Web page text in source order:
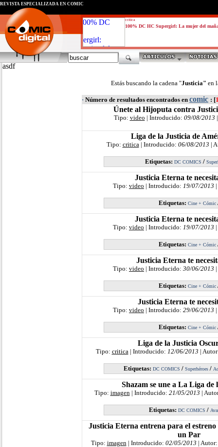
critica
100% DC HC Supergirl: La mujer del
REVISTA ESPECIALIZADA EN CÓMIC
asdf
Estás buscando la cadena "Justicia" en
· Número de resultados encontrados en comic : [
Únete al Hijoputa contra
Tipo: video | Introducido: 09/08/2013
Liga de la Justicia de
Tipo: critica| Introducido: 06/08/2013 |
Etiquetas: DC COMICS /
Justicia Eterna te
Tipo: video | Introducido: 19/07/2013
Etiquetas: Cine + Cómic
Justicia Eterna te
Tipo: video | Introducido: 19/07/2013
Etiquetas: Cine + Cómic
Justicia Eterna te
Tipo: video | Introducido: 30/06/2013
Etiquetas: Cine + Cómic
Justicia Eterna te
Tipo: video | Introducido: 29/06/2013
Etiquetas: Cine + Cómic
Liga de la Justicia
Tipo: critica| Introducido: 12/06/2013 |
Etiquetas: DC COMICS / Superhéroes /
Shazam se une a La Liga de
Tipo: imagen| Introducido: 21/05/2013 |
Etiquetas: DC COMICS /
Justicia Eterna entrena para el
un Par
Tipo: imagen| Introducido: 02/05/2013 |